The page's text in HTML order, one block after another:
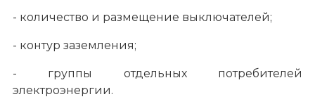
- количество и размещение выключателей;
- контур заземления;
- группы отдельных потребителей
электроэнергии.